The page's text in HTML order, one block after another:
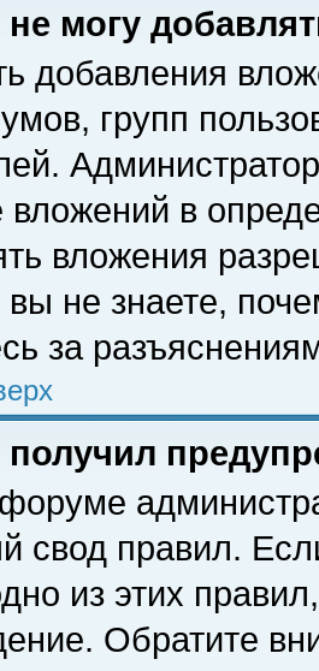
могу
добавления
групп
вложений в
вложения
вы не знаете,
за
свод правил.
из этих
Обратите